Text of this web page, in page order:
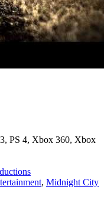
PS 4, Xbox 360, Xbox
, Midnight City